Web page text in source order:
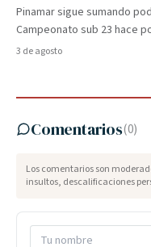
Pinamar sigue sumando
Campeonato sub 23 hace
3 de agosto
Comentarios(0)
Los comentarios son
insultos, descalificaciones